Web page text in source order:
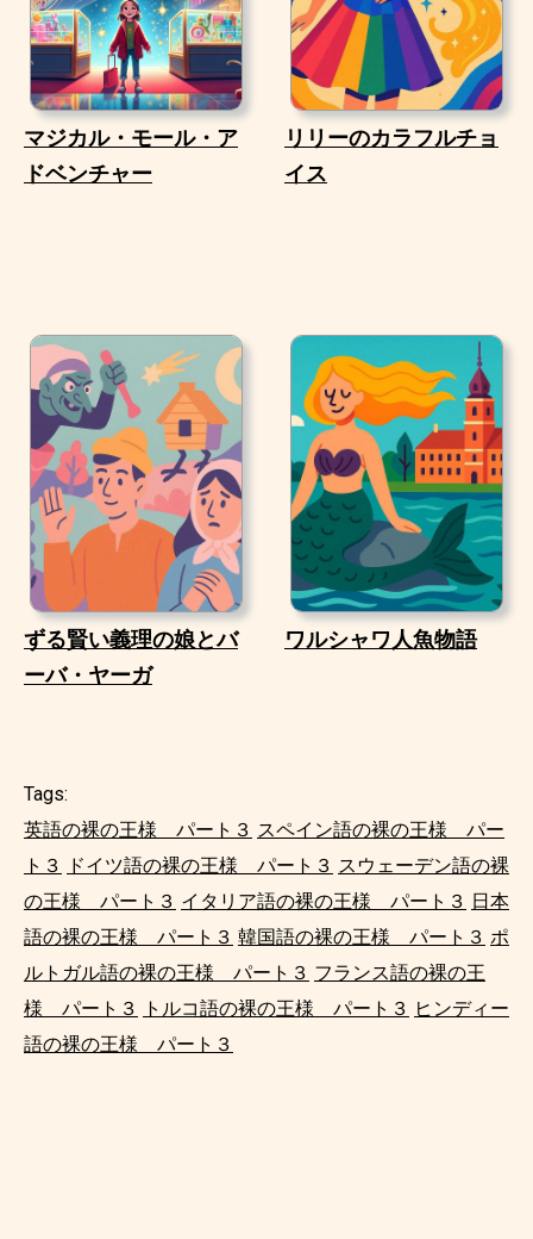
マジカル・モール・ア
ドベンチャー
リリーのカラフルチョ
イス
ずる賢い義理の娘とバ
ーバ・ヤーガ
ワルシャワ人魚物語
Tags:
英語の裸の王様 パート３ スペイン語の裸の王様 パー
ト３
ドイツ語の裸の王様 パート３ スウェーデン語の裸
の王様 パート３ イタリア語の裸の王様 パート３ 日本
語の裸の王様 パート３ 韓国語の裸の王様 パート３ ポ
ルトガル語の裸の王様 パート３ フランス語の裸の王
様 パート３
トルコ語の裸の王様 パート３ ヒンディー
語の裸の王様 パート３